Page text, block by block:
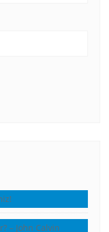
– John Calvin